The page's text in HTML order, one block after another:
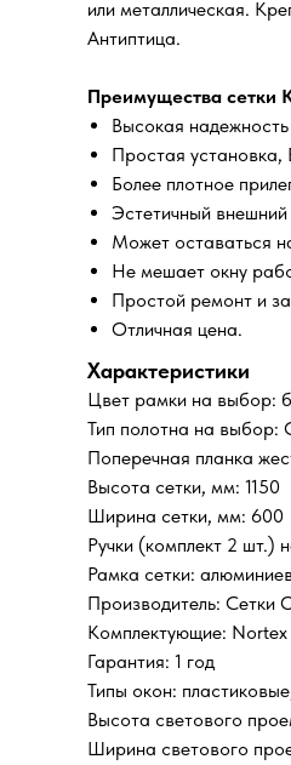
или металлическая.
Антиптица.
Преимущества сетки
Высокая
Простая установка,
Более плотное
Эстетичный
Может оставаться
Не мешает окну
Простой ремонт и
Отличная цена.
Характеристики
Цвет рамки на выбор:
Тип полотна на выбор:
Поперечная планка
Высота сетки, мм: 1150
Ширина сетки, мм: 600
Ручки (комплект 2 шт.)
Рамка сетки:
Производитель: Сетки
Комплектующие: Nortex
Гарантия: 1 год
Типы окон:
Высота светового
Ширина светового